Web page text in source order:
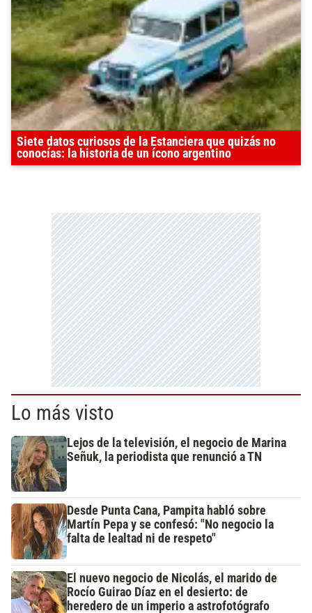
Siete datos curiosos de la Estanciera que quizás no
conocías: la historia de un ícono argentino
Lo más visto
Lejos de la televisión, el negocio de Marina
Señuk, la periodista que renunció a TN
Desde Punta Cana, Pampita habló sobre
Martín Pepa y se confesó: "No negocio la
falta de lealtad ni de respeto"
El nuevo negocio de Nicolás, el marido de
Rocío Guirao Díaz en el desierto: de
heredero de un imperio a astrofotógrafo